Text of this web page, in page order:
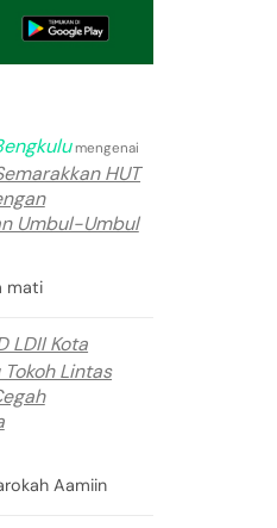
mengenai
HUT
Umbul-Umbul
mati
LDII Kota
Lintas
Aamiin